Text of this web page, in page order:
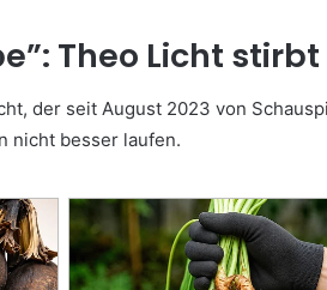
Theo Licht
der seit August 2023 von
nicht besser laufen.